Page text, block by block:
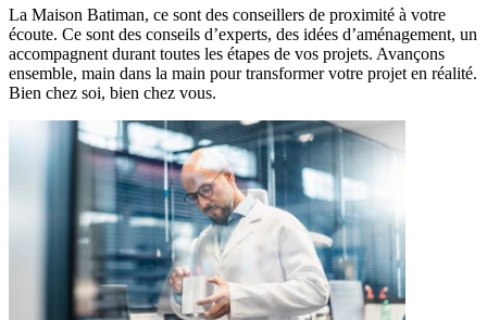
La Maison Batiman, ce sont des conseillers de proximité à votre
écoute. Ce sont des conseils d’experts, des idées d’aménagement, un
accompagnent durant toutes les étapes de vos projets. Avançons
ensemble, main dans la main pour transformer votre projet en réalité.
Bien chez soi, bien chez vous.